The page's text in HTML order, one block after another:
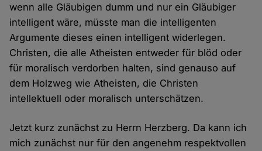
wenn alle Gläubigen dumm und nur ein Gläubiger
intelligent wäre, müsste man die intelligenten
Argumente dieses einen intelligent widerlegen.
Christen, die alle Atheisten entweder für blöd oder
für moralisch verdorben halten, sind genauso auf
dem Holzweg wie Atheisten, die Christen
intellektuell oder moralisch unterschätzen.
Jetzt kurz zunächst zu Herrn Herzberg. Da kann ich
mich zunächst nur für den angenehm respektvollen